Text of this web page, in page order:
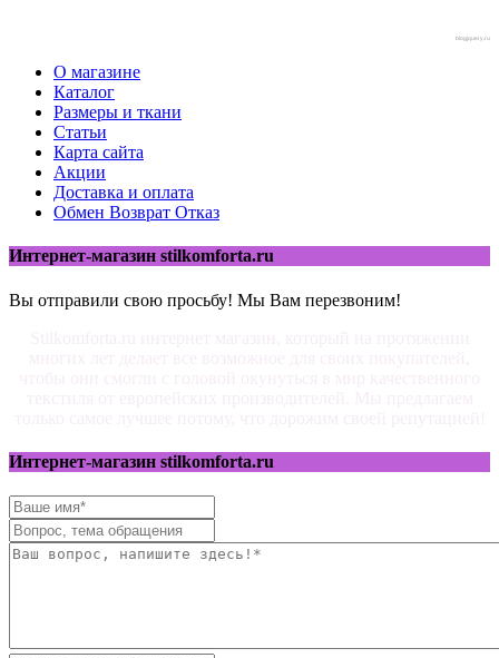
blogjquery.ru
О магазине
Каталог
Размеры и ткани
Статьи
Карта сайта
Акции
Доставка и оплата
Обмен Возврат Отказ
Интернет-магазин stilkomforta.ru
Вы отправили свою просьбу! Мы Вам перезвоним!
Интернет-магазин stilkomforta.ru